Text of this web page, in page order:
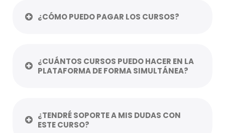
¿CÓMO PUEDO PAGAR LOS CURSOS?
¿CUÁNTOS CURSOS PUEDO HACER EN LA
PLATAFORMA DE FORMA SIMULTÁNEA?
¿TENDRÉ SOPORTE A MIS DUDAS CON
ESTE CURSO?